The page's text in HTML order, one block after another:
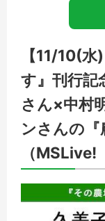
【11/10(
す』刊行
さん×中村
ンさんの『
（